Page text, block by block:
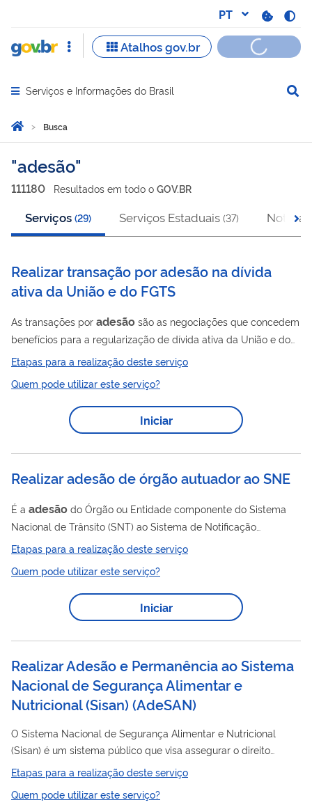
Abrir menu principal de navegação
Serviços e Informações do Brasil
Você está aqui:
Página Inicial
Busca
Busca
adesão
111180 Resultados em todo o GOV.BR
Serviços (29) Serviços Estaduais (37) Notícias
Realizar transação por adesão na dívida
ativa da União e do FGTS
As transações por adesão são as negociações que concedem
benefícios para a regularização de dívida ativa da União e do
FGTS consideradas de difícil recuperação ou irrecuperáveis
pela PGFN, ou ainda, para dívidas de pequeno valor, até 60
salários mínimos. As propostas podem envolver: desconto,
entrada facilitada, prazo alongado para pagamento, valor da
prestação mínima diferenciada, uso de precatórios federais,
meio de editais ou...
Etapas para a realização deste serviço
Quem pode utilizar este serviço?
Iniciar
Realizar adesão de órgão autuador ao SNE
É a adesão do Órgão ou Entidade componente do Sistema
Nacional de Trânsito (SNT) ao Sistema de Notificação
Eletrônica (SNE), para informar eletronicamente o proprietário
de veículo acerca das notificações de autuação e conceder ao
proprietário de veículo a possibilidade de pagar a infração de
trânsito com até 40% de desconto. Esse é um serviço da
Secretaria Nacional de Trânsito (SENATRAN).
Etapas para a realização deste serviço
Quem pode utilizar este serviço?
Iniciar
Realizar Adesão e Permanência ao Sistema
Nacional de Segurança Alimentar e
Nutricional (Sisan) (AdeSAN)
O Sistema Nacional de Segurança Alimentar e Nutricional
(Sisan) é um sistema público que visa assegurar o direito
humano à alimentação adequada por meio da formulação e
implementação de políticas, planos, programas e ações que
integrem a União, Estados, Distrito Federal, Municípios e
Etapas para a realização deste serviço
Quem pode utilizar este serviço?